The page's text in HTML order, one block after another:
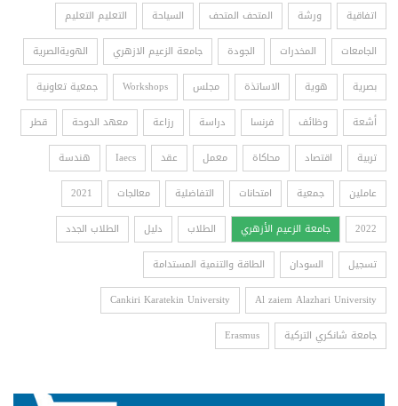
اتفاقية
ورشة المتحف المتحف السياحة
التعليم التعليم
الجامعات
المخدرات الجودة جامعة الزعيم الازهري
الهويةالصرية
بصرية
هوية الاساتذة مجلس Workshops
جمعية تعاونية
أشعة
وظائف فرنسا دراسة رزاعة معهد الدوحة
قطر
تربية
اقتصاد محاكاة معمل عقد Iaecs
هندسة
عاملين
جمعية امتحانات التفاضلية معالجات
2021
2022
جامعة الزعيم الأزهري الطلاب دليل
الطلاب الجدد
تسجيل
السودان
الطاقة والتنمية المستدامة
Al zaiem Alazhari University
Cankiri Karatekin University
جامعة شانكري التركية
Erasmus